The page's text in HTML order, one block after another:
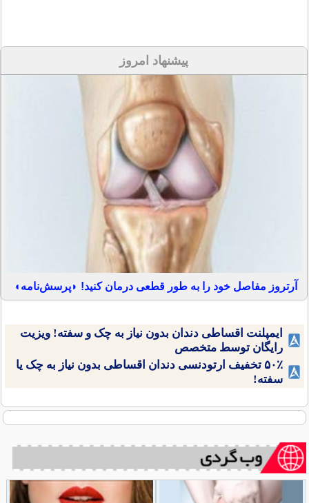
پیشنهاد امروز
آرتروز مفاصل خود را به طور قطعی درمان کنید! ◗پرسش‌نامه◖
ایمپلنت اقساطی دندان بدون نیاز به چک و سفته! ویزیت
رایگان توسط متخصص
۵۰٪ تخفیف ارتودنسی دندان اقساطی بدون نیاز به چک یا
سفته!